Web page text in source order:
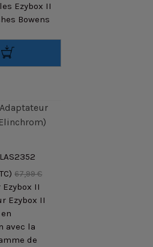
Ezybox II
Bowens
67,99 €
II
Ezybox II
avec la
de